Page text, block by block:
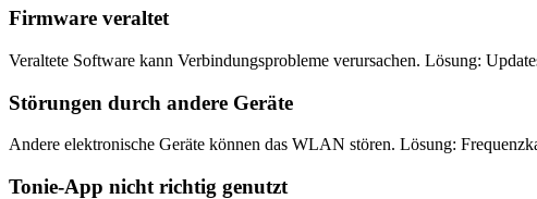
Firmware veraltet
Veraltete Software kann Verbindungsprobleme verursachen. Lösung:
Störungen durch andere Geräte
Andere elektronische Geräte können das WLAN stören. Lösung:
Tonie-App nicht richtig genutzt